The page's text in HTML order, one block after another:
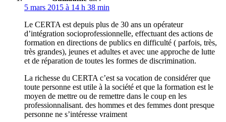
5 mars 2015 à 14 h 38 min
Le CERTA est depuis plus de 30 ans un opérateur
d’intégration socioprofessionnelle, effectuant des actions de
formation en directions de publics en difficulté ( parfois, très,
très grandes), jeunes et adultes et avec une approche de lutte
et de réparation de toutes les formes de discrimination.
La richesse du CERTA c’est sa vocation de considérer que
toute personne est utile à la société et que la formation est le
moyen de mettre ou de remettre dans le coup en les
professionnalisant. des hommes et des femmes dont presque
personne ne s’intéresse vraiment